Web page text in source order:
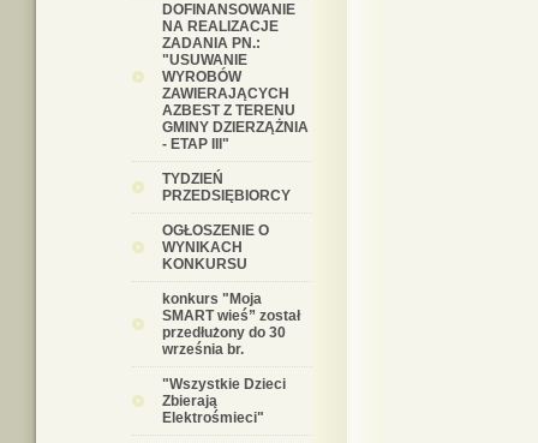
DOFINANSOWANIE
NA REALIZACJE
ZADANIA PN.:
"USUWANIE
WYROBÓW
ZAWIERAJĄCYCH
AZBEST Z TERENU
GMINY DZIERZĄŻNIA
- ETAP III"
TYDZIEŃ
PRZEDSIĘBIORCY
OGŁOSZENIE O
WYNIKACH
KONKURSU
konkurs "Moja
SMART wieś” został
przedłużony do 30
września br.
"Wszystkie Dzieci
Zbierają
Elektrośmieci"